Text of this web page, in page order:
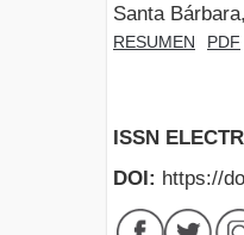
Santa
RESUMEN PDF
ISSN
DOI: https://